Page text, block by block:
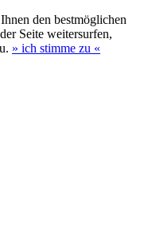
den bestmöglichen
Seite weitersurfen,
» ich stimme zu «